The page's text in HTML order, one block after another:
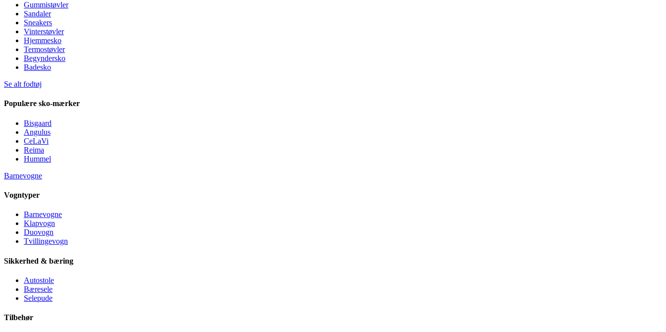
Gummistøvler
Sandaler
Sneakers
Vinterstøvler
Hjemmesko
Termostøvler
Begyndersko
Badesko
Se alt fodtøj
Populære sko-mærker
Bisgaard
Angulus
CeLaVi
Reima
Hummel
Barnevogne
Vogntyper
Barnevogne
Klapvogn
Duovogn
Tvillingevogn
Sikkerhed & bæring
Autostole
Bæresele
Selepude
Tilbehør